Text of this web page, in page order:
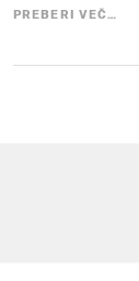
PREBERI VEČ…